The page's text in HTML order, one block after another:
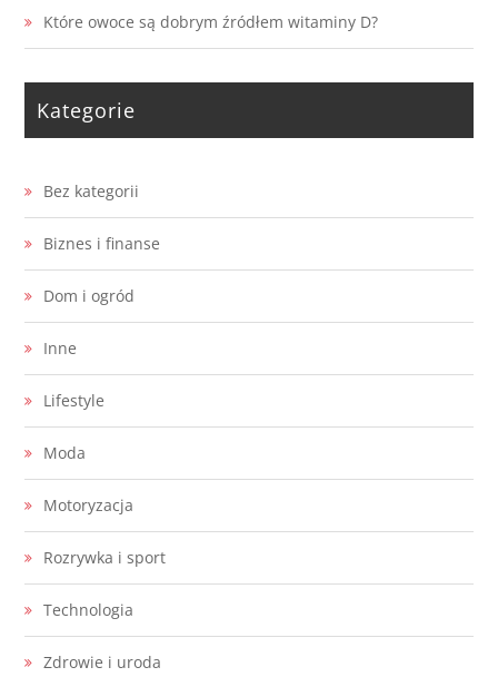
Które owoce są dobrym źródłem witaminy D?
Kategorie
Bez kategorii
Biznes i finanse
Dom i ogród
Inne
Lifestyle
Moda
Motoryzacja
Rozrywka i sport
Technologia
Zdrowie i uroda